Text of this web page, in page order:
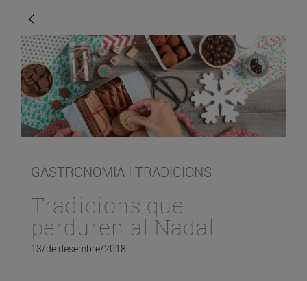
GASTRONOMIA I TRADICIONS
Tradicions que
perduren al Nadal
13/de desembre/2018